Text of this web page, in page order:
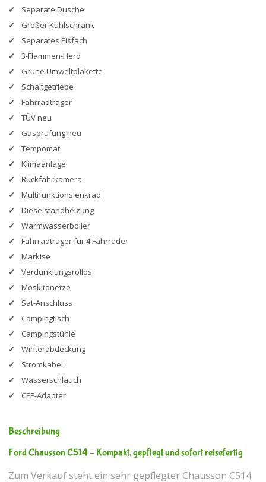
Separate Dusche
Großer Kühlschrank
Separates Eisfach
3-Flammen-Herd
Grüne Umweltplakette
Schaltgetriebe
Fahrradträger
TÜV neu
Gasprüfung neu
Tempomat
Klimaanlage
Rückfahrkamera
Multifunktionslenkrad
Dieselstandheizung
Warmwasserboiler
Fahrradträger für 4 Fahrräder
Markise
Verdunklungsrollos
Moskitonetze
Sat-Anschluss
Campingtisch
Campingstühle
Winterabdeckung
Stromkabel
Wasserschlauch
CEE-Adapter
Beschreibung
Ford Chausson C514 – Kompakt, gepflegt und sofort reisefertig
Zum Verkauf steht ein sehr gepflegter Chausson C514